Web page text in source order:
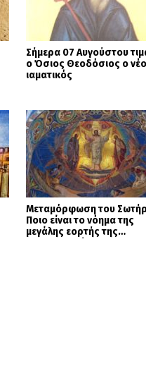
Σήμερα 07 Αυγούστου
ο Όσιος Θεοδόσιος ο
ιαματικός
Μεταμόρφωση του
Ποιο είναι το νόημα της
μεγάλης εορτής της